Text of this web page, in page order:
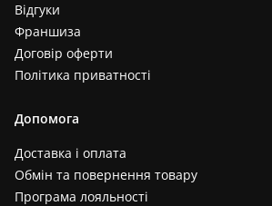
Відгуки
Франшиза
Договір оферти
Політика приватності
Допомога
Доставка і оплата
Обмін та повернення товару
Програма лояльності